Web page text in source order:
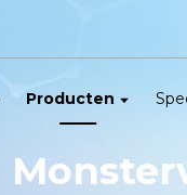
Producten